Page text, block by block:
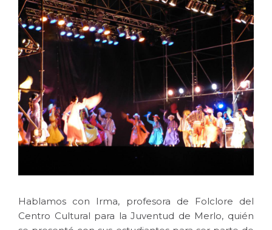
Hablamos con Irma, profesora de Folclore del
Centro Cultural para la Juventud de Merlo, quién